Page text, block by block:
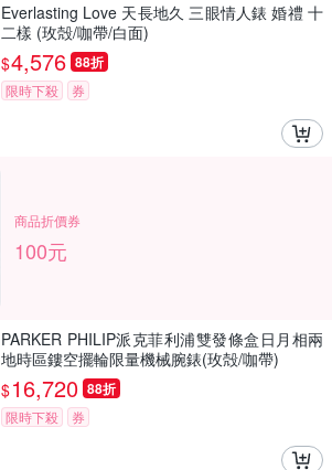
Everlasting Love 天長地久 三眼情人錶 婚禮 十
二樣 (玫殻/咖帶/白面)
$4,576 88折
限時下殺 券
商品折價券
100元
PARKER PHILIP派克菲利浦雙發條盒日月相兩
地時區鏤空擺輪限量機械腕錶(玫殻/咖帶)
$16,720 88折
限時下殺 券